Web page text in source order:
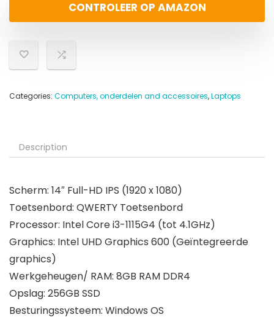
CONTROLEER OP AMAZON
Categories: Computers, onderdelen and accessoires,Laptops
Description
Scherm: 14″ Full-HD IPS (1920 x 1080)
Toetsenbord: QWERTY Toetsenbord
Processor: Intel Core i3-1115G4 (tot 4.1GHz)
Graphics: Intel UHD Graphics 600 (Geïntegreerde
graphics)
Werkgeheugen/ RAM: 8GB RAM DDR4
Opslag: 256GB SSD
Besturingssysteem: Windows OS